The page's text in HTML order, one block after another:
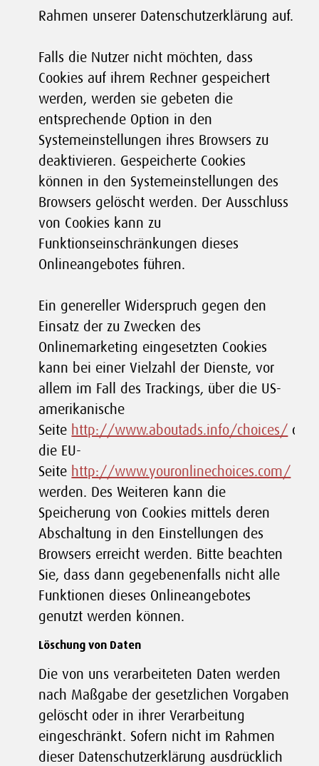
Rahmen unserer Datenschutzerklärung auf.
Falls die Nutzer nicht möchten, dass
Cookies auf ihrem Rechner gespeichert
werden, werden sie gebeten die
entsprechende Option in den
Systemeinstellungen ihres Browsers zu
deaktivieren. Gespeicherte Cookies
können in den Systemeinstellungen des
Browsers gelöscht werden. Der Ausschluss
von Cookies kann zu
Funktionseinschränkungen dieses
Onlineangebotes führen.
Ein genereller Widerspruch gegen den
Einsatz der zu Zwecken des
Onlinemarketing eingesetzten Cookies
kann bei einer Vielzahl der Dienste, vor
allem im Fall des Trackings, über die US-
amerikanische
Seite http://www.aboutads.info/choices/ oder
die EU-
Seite http://www.youronlinechoices.com/
werden. Des Weiteren kann die
Speicherung von Cookies mittels deren
Abschaltung in den Einstellungen des
Browsers erreicht werden. Bitte beachten
Sie, dass dann gegebenenfalls nicht alle
Funktionen dieses Onlineangebotes
genutzt werden können.
Löschung von Daten
Die von uns verarbeiteten Daten werden
nach Maßgabe der gesetzlichen Vorgaben
gelöscht oder in ihrer Verarbeitung
eingeschränkt. Sofern nicht im Rahmen
dieser Datenschutzerklärung ausdrücklich